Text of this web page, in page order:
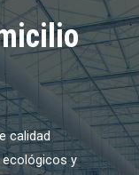
calidad
y